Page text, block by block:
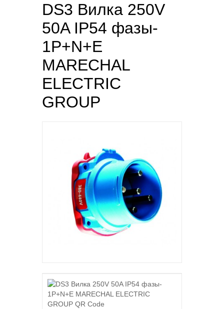
DS3 Вилка 250V
50A IP54 фазы-
1P+N+E
MARECHAL
ELECTRIC
GROUP